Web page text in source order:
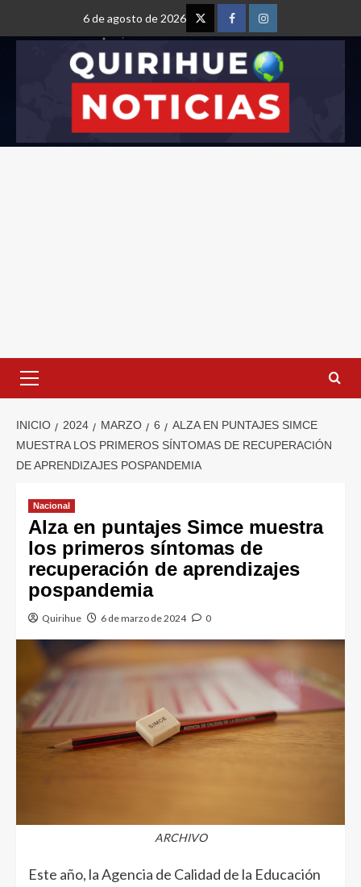
6 de agosto de 2026
INICIO 2024 MARZO 6
ALZA EN PUNTAJES SIMCE
MUESTRA LOS PRIMEROS SÍNTOMAS DE RECUPERACIÓN
DE APRENDIZAJES POSPANDEMIA
Nacional
Alza en puntajes Simce muestra
los primeros síntomas de
recuperación de aprendizajes
pospandemia
Quirihue 6 de marzo de 2024 0
ARCHIVO
Este año, la Agencia de Calidad de la Educación